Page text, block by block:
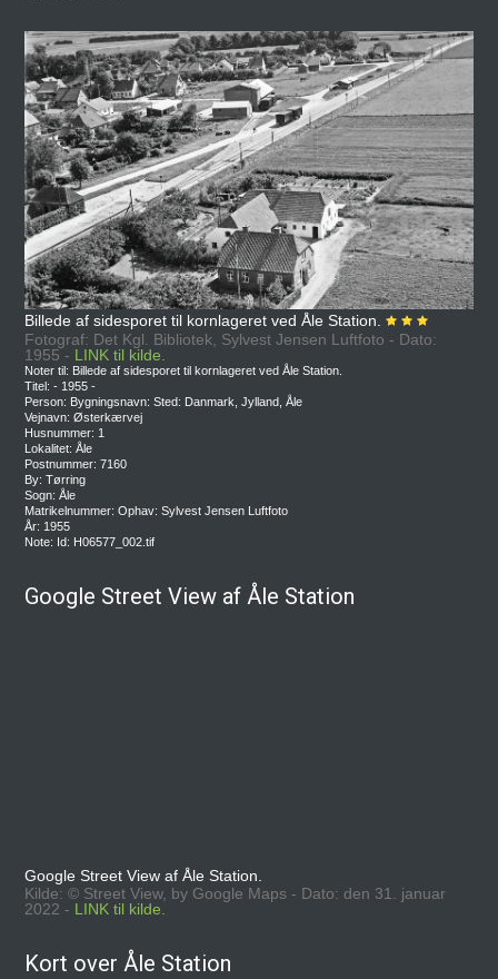
Billede af sidesporet til kornlageret ved Åle Station.
Fotograf: Det Kgl. Bibliotek, Sylvest Jensen Luftfoto - Dato:
1955 - LINK til kilde.
Noter til: Billede af sidesporet til kornlageret ved Åle Station.
Titel: - 1955 -
Person: Bygningsnavn: Sted: Danmark, Jylland, Åle
Vejnavn: Østerkærvej
Husnummer: 1
Lokalitet: Åle
Postnummer: 7160
By: Tørring
Sogn: Åle
Matrikelnummer: Ophav: Sylvest Jensen Luftfoto
År: 1955
Note: Id: H06577_002.tif
Google Street View af Åle Station
Google Street View af Åle Station.
Kilde: © Street View, by Google Maps - Dato: den 31. januar
2022 - LINK til kilde.
Kort over Åle Station